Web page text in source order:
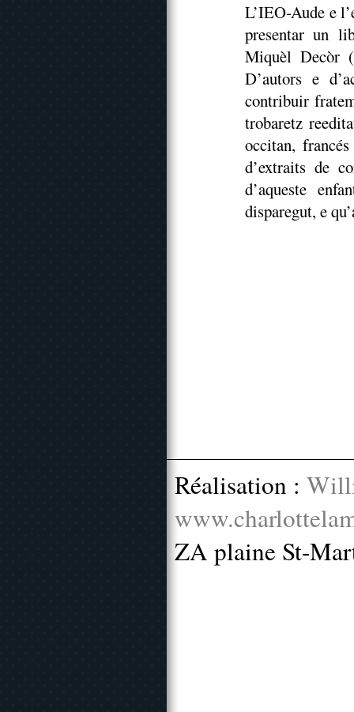
L’IEO-Aude e
presentar un
Miquèl Decòr
D’autors e
contribuir
trobaretz
occitan,
d’extraits de
d’aqueste
disparegut, e
Réalisation :
ZA plaine St-